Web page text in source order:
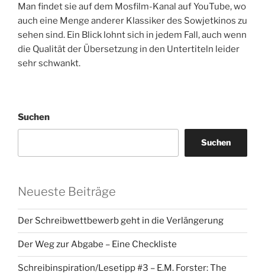
Man findet sie auf dem Mosfilm-Kanal auf YouTube, wo
auch eine Menge anderer Klassiker des Sowjetkinos zu
sehen sind. Ein Blick lohnt sich in jedem Fall, auch wenn
die Qualität der Übersetzung in den Untertiteln leider
sehr schwankt.
Suchen
Suchen
Neueste Beiträge
Der Schreibwettbewerb geht in die Verlängerung
Der Weg zur Abgabe – Eine Checkliste
Schreibinspiration/Lesetipp #3 – E.M. Forster: The